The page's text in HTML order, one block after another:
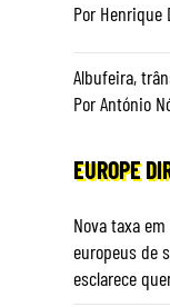
Por Henrique
Albufeira,
Por António
EUROPE
Nova taxa em
europeus de
esclarece